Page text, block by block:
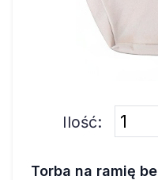
Ilość:
Torba na ramię